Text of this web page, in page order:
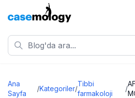
Ana
Sayfa
/Kategoriler/
Tibbi
farmakoloji
/